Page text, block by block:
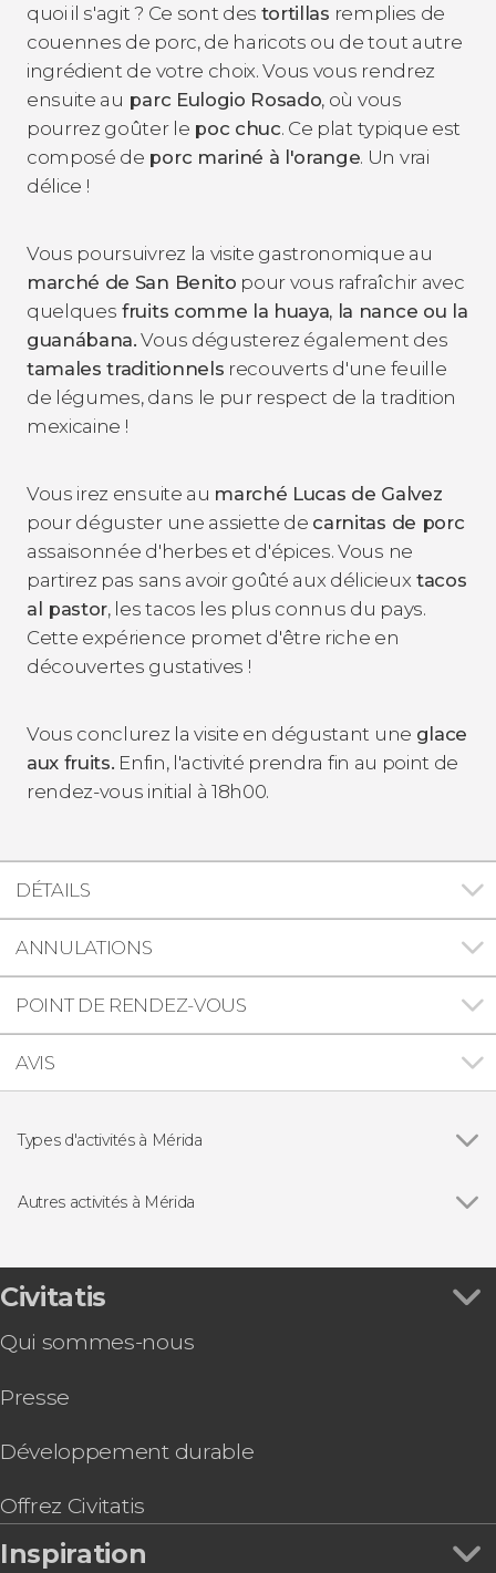
quoi il s'agit ? Ce sont des tortillas remplies de
couennes de porc, de haricots ou de tout autre
ingrédient de votre choix. Vous vous rendrez
ensuite au parc Eulogio Rosado, où vous
pourrez goûter le poc chuc. Ce plat typique est
composé de porc mariné à l'orange. Un vrai
délice !
Vous poursuivrez la visite gastronomique au
marché de San Benito pour vous rafraîchir avec
quelques fruits comme la huaya, la nance ou la
guanábana. Vous dégusterez également des
tamales traditionnels recouverts d'une feuille
de légumes, dans le pur respect de la tradition
mexicaine !
Vous irez ensuite au marché Lucas de Galvez
pour déguster une assiette de carnitas de porc
assaisonnée d'herbes et d'épices. Vous ne
partirez pas sans avoir goûté aux délicieux tacos
al pastor, les tacos les plus connus du pays.
Cette expérience promet d'être riche en
découvertes gustatives !
Vous conclurez la visite en dégustant une glace
aux fruits. Enfin, l'activité prendra fin au point de
rendez-vous initial à 18h00.
DÉTAILS
ANNULATIONS
POINT DE RENDEZ-VOUS
AVIS
Types d'activités à Mérida
Excursions d'une journée
Autres activités à Mérida
Snorkeling dans un cénote de Mérida
Visite des musées de Mérida
Baptême de plongée dans un cénote de Mérida
Location de bateau avec skipper à Progreso
Balade en quad à la découverte d'Acanceh
Civitatis
Qui sommes-nous
Presse
Développement durable
Offrez Civitatis
Inspiration